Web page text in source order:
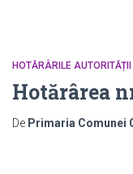
HOTĂRÂRILE
Hotărârea
De Primaria Comunei